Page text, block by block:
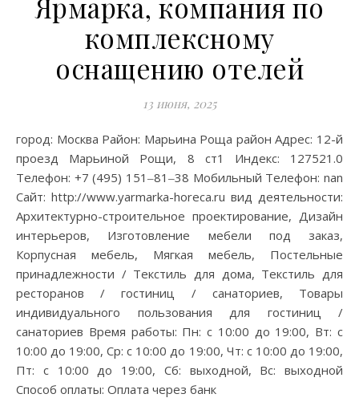
Ярмарка, компания по
комплексному
оснащению отелей
13 июня, 2025
город: Москва Район: Марьина Роща район Адрес: 12-й
проезд Марьиной Рощи, 8 ст1 Индекс: 127521.0
Телефон: +7 (495) 151‒81‒38 Мобильный Телефон: nan
Сайт: http://www.yarmarka-horeca.ru вид деятельности:
Архитектурно-строительное проектирование, Дизайн
интерьеров, Изготовление мебели под заказ,
Корпусная мебель, Мягкая мебель, Постельные
принадлежности / Текстиль для дома, Текстиль для
ресторанов / гостиниц / санаториев, Товары
индивидуального пользования для гостиниц /
санаториев Время работы: Пн: с 10:00 до 19:00, Вт: с
10:00 до 19:00, Ср: с 10:00 до 19:00, Чт: с 10:00 до 19:00,
Пт: с 10:00 до 19:00, Сб: выходной, Вс: выходной
Способ оплаты: Оплата через банк